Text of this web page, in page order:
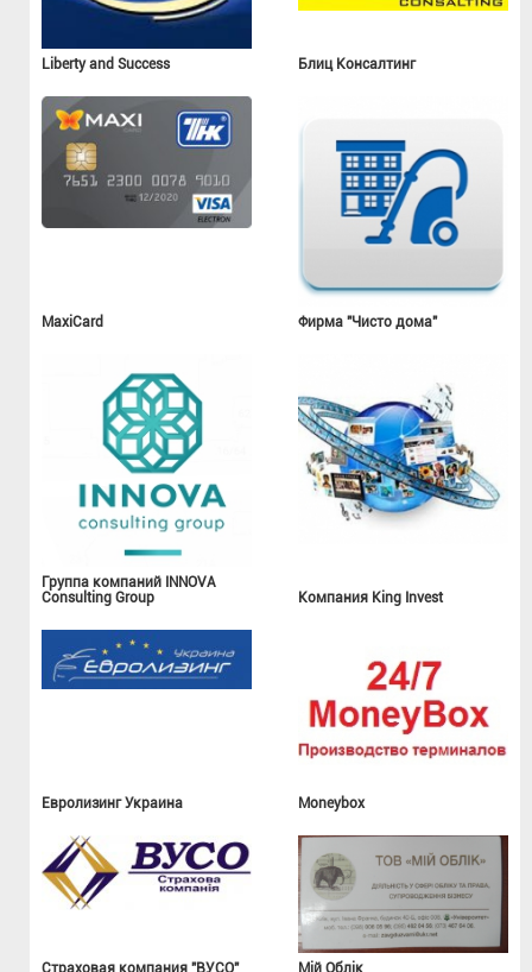
Liberty and Success Блиц Консалтинг
MaxiCard Фирма "Чисто дома"
Группа компаний INNOVA
Consulting Group
Компания King Invest
Евролизинг Украина Moneybox
Страховая компания "ВУСО" Мій Облік